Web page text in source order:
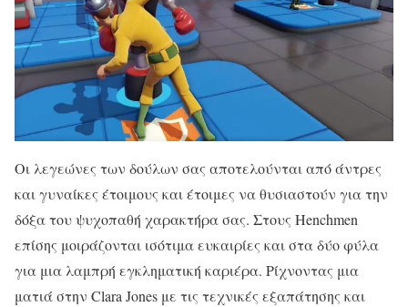
Οι λεγεώνες των δούλων σας αποτελούνται από άντρες
και γυναίκες έτοιμους και έτοιμες να θυσιαστούν για την
δόξα του ψυχοπαθή χαρακτήρα σας. Στους Henchmen
επίσης μοιράζονται ισότιμα ευκαιρίες και στα δύο φύλα
για μια λαμπρή εγκληματική καριέρα. Ρίχνοντας μια
ματιά στην Clara Jones με τις τεχνικές εξαπάτησης και